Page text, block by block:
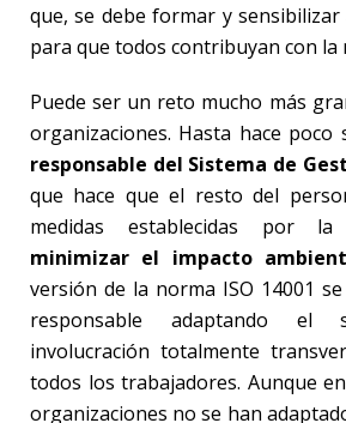
que, se debe formar y
para que todos contribuyan con la
Puede ser un reto mucho más
organizaciones. Hasta hace poco
responsable del Sistema de
que hace que el resto del
medidas establecidas por la
minimizar el impacto
versión de la norma ISO 14001
responsable adaptando
involucración totalmente
todos los trabajadores. Aunque
organizaciones no se han